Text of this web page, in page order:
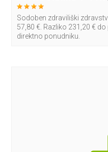
Sodoben zdraviliški
57,80 €. Razliko 231,20 €
direktno ponudniku.